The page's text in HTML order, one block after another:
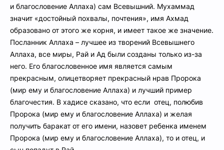
и благословение Аллаха) сам Всевышний. Мухаммад
значит «достойный похвалы, почтения», имя Ахмад
образовано от этого же корня, и имеет такое же значение.
Посланник Аллаха – лучшее из творений Всевышнего
Аллаха, все миры, Рай и Ад были созданы только из-за
него. Его благословенное имя является самым
прекрасным, олицетворяет прекрасный нрав Пророка
(мир ему и благословение Аллаха) и лучший пример
благочестия. В хадисе сказано, что если отец, полюбив
Пророка (мир ему и благословение Аллаха) и желая
получить баракат от его имени, назовет ребенка именем
Пророка (мир ему и благословение Аллаха), то и отец, и